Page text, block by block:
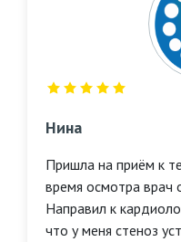
Нина
Пришла на приём к
время осмотра врач
Направил к
что у меня стеноз